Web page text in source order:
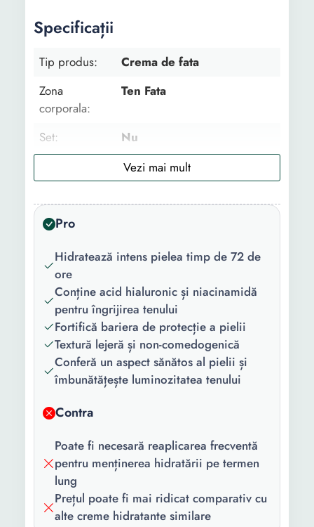
Specificații
Tip produs:
Crema de fata
Zona
corporala:
Ten Fata
Set:
Nu
Zi Noapte
Ingredient
Varsta:
Gama:
Mineral 89
Tipul de ten:
Uscat Gras Mixt Normal
Protectie
solara:
Fara
Forma/Textura:
comedogenic Textura
lejera
Continut
pachet:
1 x Crema de fata
Pro
Hidratează intens pielea timp de 72 de
ore
Conține acid hialuronic și niacinamidă
pentru îngrijirea tenului
Fortifică bariera de protecție a pielii
Textură lejeră și non-comedogenică
Conferă un aspect sănătos al pielii și
îmbunătățește luminozitatea tenului
Contra
Poate fi necesară reaplicarea frecventă
pentru menținerea hidratării pe termen
lung
Prețul poate fi mai ridicat comparativ cu
alte creme hidratante similare